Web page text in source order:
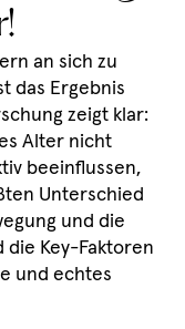
an sich zu
das Ergebnis
zeigt klar:
Alter nicht
beeinflussen,
Unterschied
und die
Key-Faktoren
und echtes